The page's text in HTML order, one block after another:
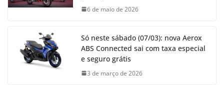
6 de maio de 2026
Só neste sábado (07/03): nova Aerox
ABS Connected sai com taxa especial
e seguro grátis
3 de março de 2026